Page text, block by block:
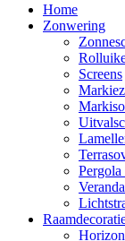
Menu
Home
Zonwering
Screens